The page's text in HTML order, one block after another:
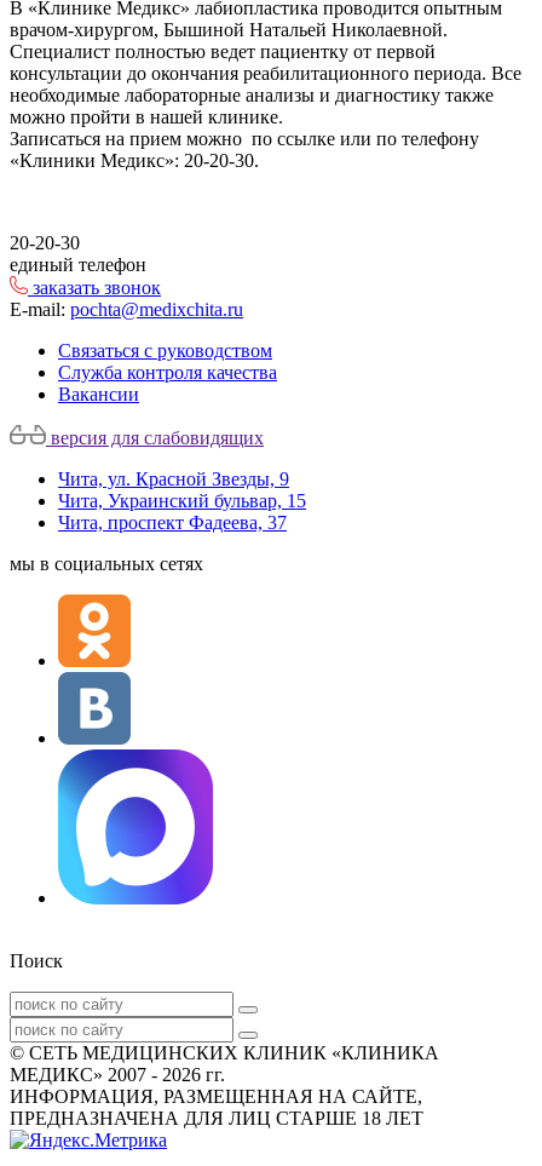
В «Клинике Медикс» лабиопластика проводится опытным
врачом-хирургом, Бышиной Натальей Николаевной.
Специалист полностью ведет пациентку от первой
консультации до окончания реабилитационного периода. Все
необходимые лабораторные анализы и диагностику также
можно пройти в нашей клинике.
Записаться на прием можно по ссылке или по телефону
«Клиники Медикс»: 20-20-30.
20-20-30
единый телефон
заказать звонок
E-mail: pochta@medixchita.ru
Связаться с руководством
Служба контроля качества
Вакансии
версия для слабовидящих
Чита, ул. Красной Звезды, 9
Чита, Украинский бульвар, 15
Чита, проспект Фадеева, 37
мы в социальных сетях
Поиск
© СЕТЬ МЕДИЦИНСКИХ КЛИНИК «КЛИНИКА
МЕДИКС» 2007 - 2026 гг.
ИНФОРМАЦИЯ, РАЗМЕЩЕННАЯ НА САЙТЕ,
ПРЕДНАЗНАЧЕНА ДЛЯ ЛИЦ СТАРШЕ 18 ЛЕТ